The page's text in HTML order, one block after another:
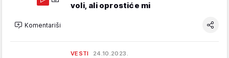
voli, ali oprostiće mi
Komentariši
VESTI 24.10.2023.